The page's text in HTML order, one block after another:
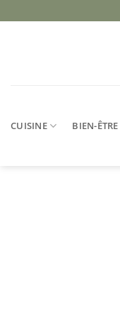
au
CUISINE BIEN-ÊTRE